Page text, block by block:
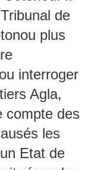
de
plus
interroger
Agla,
compte des
les
Etat de